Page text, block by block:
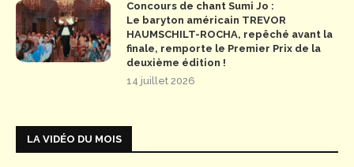
Concours de chant Sumi Jo :
Le baryton américain TREVOR
HAUMSCHILT-ROCHA, repêché avant la
finale, remporte le Premier Prix de la
deuxième édition !
14 juillet 2026
LA VIDÉO DU MOIS